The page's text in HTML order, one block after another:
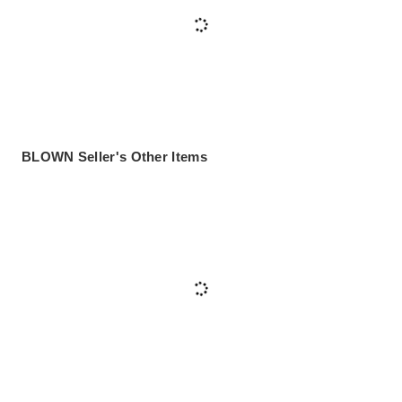
BLOWN Seller's Other Items